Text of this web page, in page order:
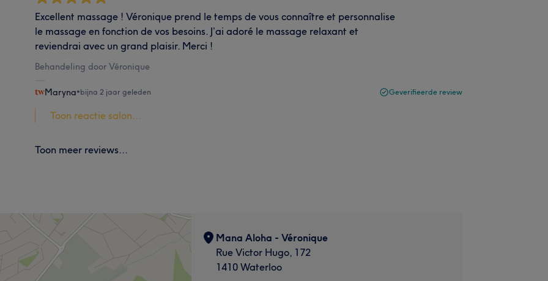
Excellent massage ! Véronique prend le temps de vous connaître et personnalise
le massage en fonction de vos besoins. J’ai adoré le massage relaxant et
reviendrai avec un grand plaisir. Merci !
Behandeling door Véronique
Maryna•bijna 2 jaar geleden Geverifieerde review
Toon reactie salon...
Toon meer reviews...
Mana Aloha - Véronique
Rue Victor Hugo, 172
1410 Waterloo